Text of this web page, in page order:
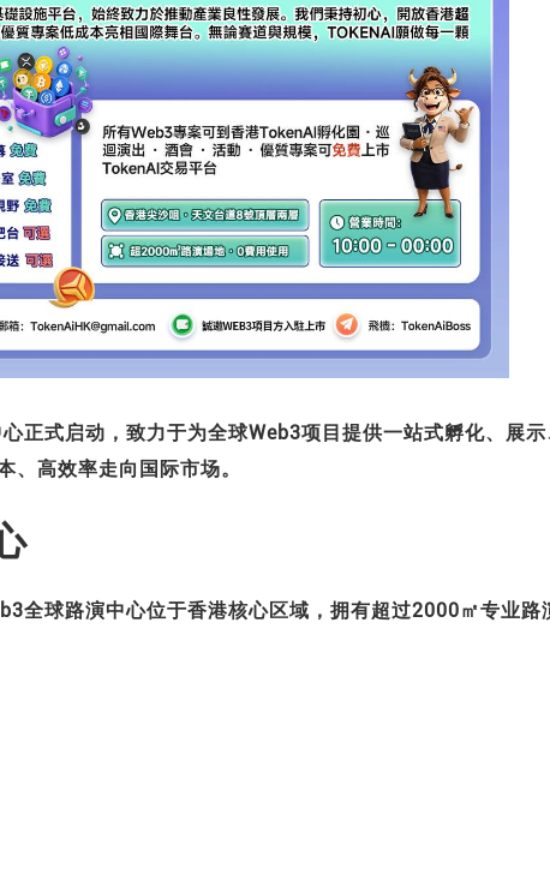
正式启动，致力于为全球Web3项目提供一站式孵化、展
高效率走向国际市场。
全球路演中心位于香港核心区域，拥有超过2000㎡专业路